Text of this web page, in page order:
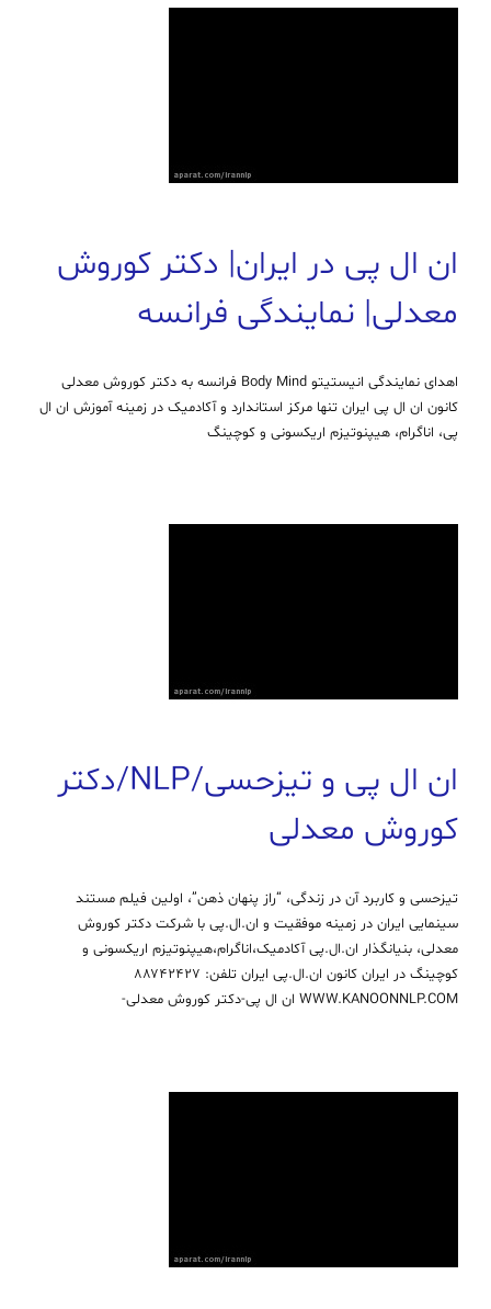
ان ال پی در ایران| دکتر کوروش
معدلی| نمایندگی فرانسه
اهدای نمایندگی انیستیتو Body Mind فرانسه به دکتر کوروش معدلی
کانون ان ال پی ایران تنها مرکز استاندارد و آکادمیک در زمینه آموزش ان ال
پی، اناگرام، هیپنوتیزم اریکسونی و کوچینگ
ان ال پی و تیزحسی/NLP/دکتر
کوروش معدلی
تیزحسی و کاربرد آن در زندگی، “راز پنهان ذهن”، اولین فیلم مستند
سینمایی ایران در زمینه موفقیت و ان.ال.پی با شرکت دکتر کوروش
معدلی، بنیانگذار ان.ال.پی آکادمیک،اناگرام،هیپنوتیزم اریکسونی و
کوچینگ در ایران کانون ان.ال.پی ایران تلفن: ۸۸۷۴۲۴۲۷
WWW.KANOONNLP.COM ان ال پی-دکتر کوروش معدلی-